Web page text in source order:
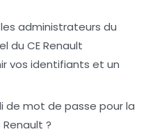
administrateurs du
du CE Renault
vos identifiants et un
de mot de passe pour la
?